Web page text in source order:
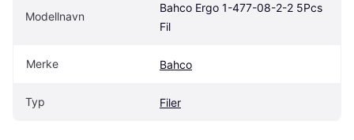
Modellnavn
Bahco Ergo 1-477-08-2-2 5Pcs
Fil
Merke Bahco
Typ Filer